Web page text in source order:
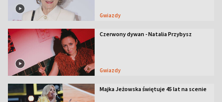
Gwiazdy
Czerwony dywan - Natalia Przybysz
Gwiazdy
Majka Jeżowska świętuje 45 lat na scenie